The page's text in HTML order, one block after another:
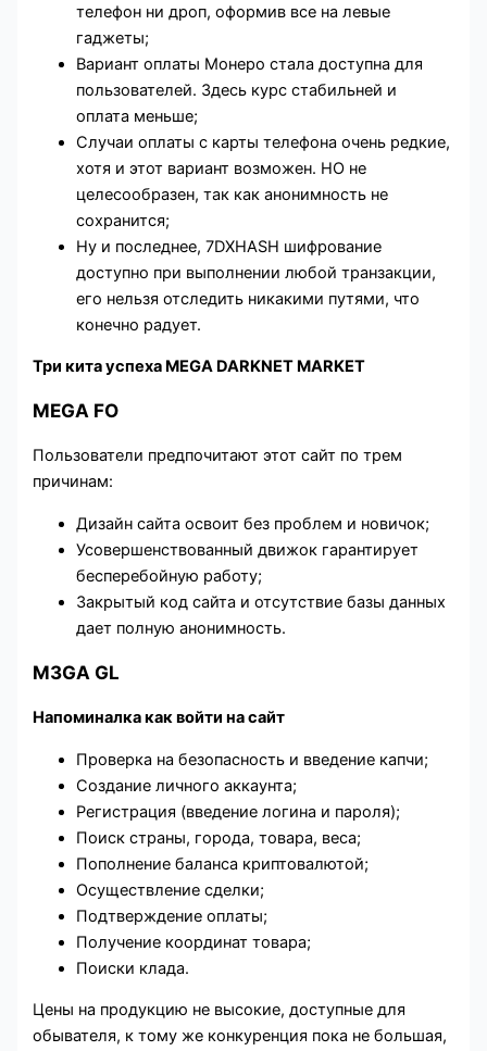
телефон ни дроп, оформив все на левые
гаджеты;
Вариант оплаты Монеро стала доступна для
пользователей. Здесь курс стабильней и
оплата меньше;
Случаи оплаты с карты телефона очень редкие,
хотя и этот вариант возможен. НО не
целесообразен, так как анонимность не
сохранится;
Ну и последнее, 7DXHASH шифрование
доступно при выполнении любой транзакции,
его нельзя отследить никакими путями, что
конечно радует.
Три кита успеха MEGA DARKNET MARKET
MEGA FO
Пользователи предпочитают этот сайт по трем
причинам:
Дизайн сайта освоит без проблем и новичок;
Усовершенствованный движок гарантирует
бесперебойную работу;
Закрытый код сайта и отсутствие базы данных
дает полную анонимность.
M3GA GL
Напоминалка как войти на сайт
Проверка на безопасность и введение капчи;
Создание личного аккаунта;
Регистрация (введение логина и пароля);
Поиск страны, города, товара, веса;
Пополнение баланса криптовалютой;
Осуществление сделки;
Подтверждение оплаты;
Получение координат товара;
Поиски клада.
Цены на продукцию не высокие, доступные для
обывателя, к тому же конкуренция пока не большая,